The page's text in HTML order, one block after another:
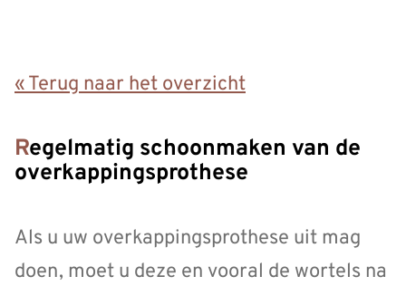
« Terug naar het overzicht
Regelmatig schoonmaken van de
overkappingsprothese
Als u uw overkappingsprothese uit mag
doen, moet u deze en vooral de wortels na